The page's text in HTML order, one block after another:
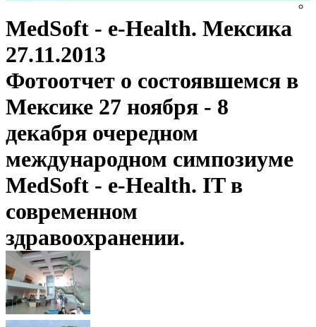
MedSoft - e-Health. Мексика
27.11.2013
Фотоотчет о состоявшемся в
Мексике 27 ноября - 8
декабря очередном
международном симпозиуме
MedSoft - e-Health. IT в
современном
здравоохранении.